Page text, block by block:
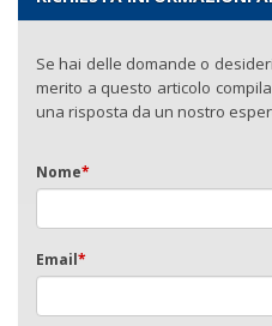
Se hai delle domande o
merito a questo articolo
una risposta da un nostro
Nome*
Email*